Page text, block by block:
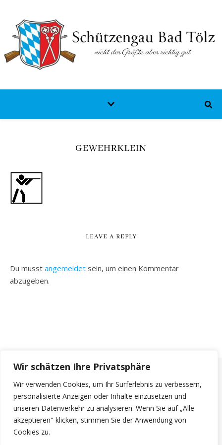
Wir schätzen Ihre Privatsphäre
Wir verwenden Cookies, um Ihr Surferlebnis zu verbessern,
personalisierte Anzeigen oder Inhalte einzusetzen und
unseren Datenverkehr zu analysieren. Wenn Sie auf „Alle
akzeptieren" klicken, stimmen Sie der Anwendung von
Cookies zu.
GEWEHRKLEIN
LEAVE A REPLY
Du musst angemeldet sein, um einen Kommentar
abzugeben.